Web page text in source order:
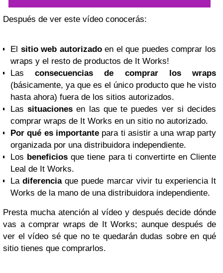
Después de ver este vídeo conocerás:
El sitio web autorizadoen el que puedes comprar los
wraps y el resto de productos de It Works!
Lasconsecuencias de comprar los wraps
(básicamente, ya que es el único producto que he visto
hasta ahora) fuera de los sitios autorizados.
Lassituaciones en las que te puedes ver si decides
comprar wraps de It Works en un sitio no autorizado.
Por qué es importantepara ti asistir a una wrap party
organizada por una distribuidora independiente.
Los beneficios que tiene para ti convertirte en Cliente
Leal de It Works.
Ladiferenciaque puede marcar vivir tu experiencia It
Works de la mano de una distribuidora independiente.
Presta mucha atención al vídeo y después decide dónde
vas a comprar wraps de It Works; aunque después de
ver el vídeo sé que no te quedarán dudas sobre en qué
sitio tienes que comprarlos.